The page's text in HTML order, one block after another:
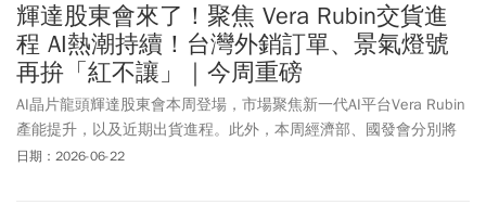
輝達股東會來了！聚焦 Vera Rubin交貨進
程 AI熱潮持續！台灣外銷訂單、景氣燈號
再拚「紅不讓」｜今周重磅
AI晶片龍頭輝達股東會本周登場，市場聚焦新一代AI平台Vera Rubin
產能提升，以及近期出貨進程。此外，本周經濟部、國發會分別將
發布外銷訂單、景氣燈號數據，受惠AI發展、出口暢旺，預料可望再
日期：2026-06-22